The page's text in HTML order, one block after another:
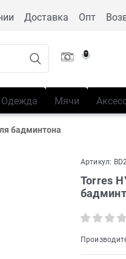
Доставка Опт
Одежда Мячи
бадминтона
Артикул:
Torres